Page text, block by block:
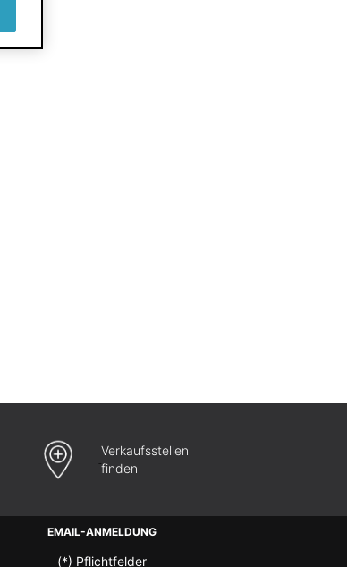
Verkaufsstellen
finden
EMAIL-ANMELDUNG
(*) Pflichtfelder